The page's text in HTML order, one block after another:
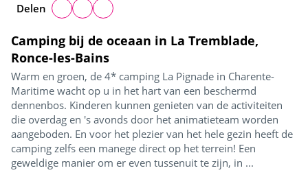
Camping bij de oceaan in La Tremblade,
Ronce-les-Bains
Warm en groen, de 4* camping La Pignade in Charente-
Maritime wacht op u in het hart van een beschermd
dennenbos. Kinderen kunnen genieten van de activiteiten
die overdag en 's avonds door het animatieteam worden
aangeboden. En voor het plezier van het hele gezin heeft de
camping zelfs een manege direct op het terrein! Een
geweldige manier om er even tussenuit te zijn, in ...
Delen